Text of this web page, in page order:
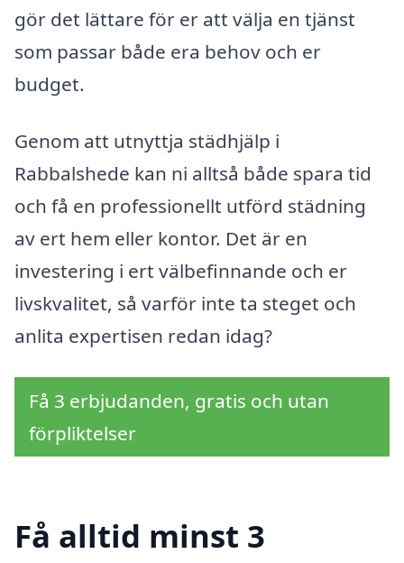
gör det lättare för er att välja en tjänst
som passar både era behov och er
budget.
Genom att utnyttja städhjälp i
Rabbalshede kan ni alltså både spara tid
och få en professionellt utförd städning
av ert hem eller kontor. Det är en
investering i ert välbefinnande och er
livskvalitet, så varför inte ta steget och
anlita expertisen redan idag?
Få 3 erbjudanden, gratis och utan
förpliktelser
Få alltid minst 3